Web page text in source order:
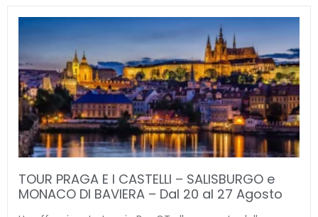
TOUR PRAGA E I CASTELLI – SALISBURGO e
MONACO DI BAVIERA – Dal 20 al 27 Agosto